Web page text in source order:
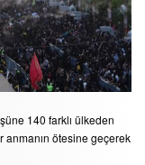
140 farklı ülkeden
anmanın ötesine geçerek